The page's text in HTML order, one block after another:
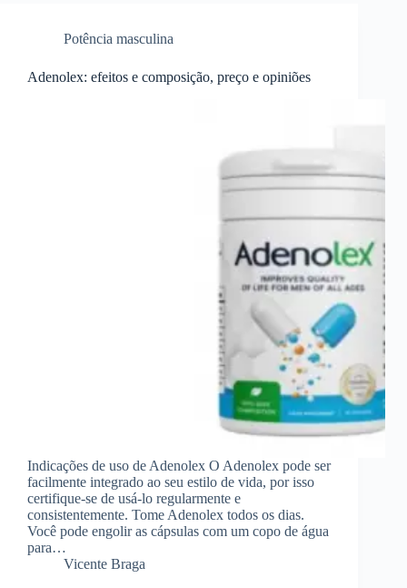
Potência masculina
Adenolex: efeitos e composição, preço e opiniões
Indicações de uso de Adenolex O Adenolex pode ser
facilmente integrado ao seu estilo de vida, por isso
certifique-se de usá-lo regularmente e
consistentemente. Tome Adenolex todos os dias.
Você pode engolir as cápsulas com um copo de água
para…
Vicente Braga